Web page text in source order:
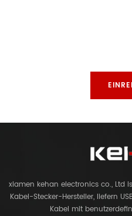
xiamen kehan electronics co., Ltd
Kabel-Stecker-Hersteller, liefern
Kabel mit